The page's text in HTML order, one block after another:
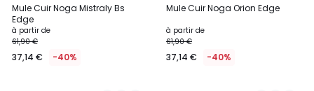
Mule Cuir Noga Mistraly Bs
Edge
à partir de
61,90 €
37,14 € -40%
Couleurs
Mule Cuir Noga Orion Edge
à partir de
61,90 €
37,14 € -40%
Couleurs